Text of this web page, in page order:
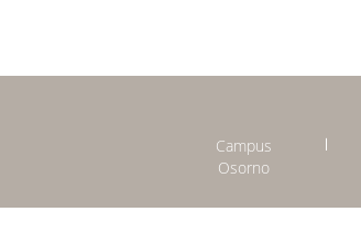
Campus
Osorno